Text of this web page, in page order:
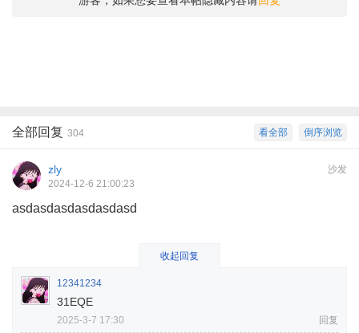
倒序浏览
看全部
全部回复 304
沙发
zly
2024-12-6 21:00:23
asdasdasdasdasdasd
收起回复
12341234
31EQE
2025-3-7 17:30 回复